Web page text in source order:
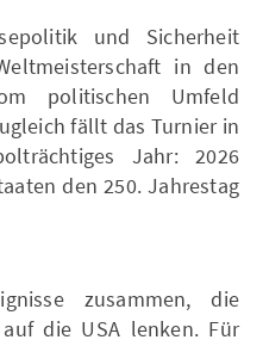
und Sicherheit
in den
politischen Umfeld
fällt das Turnier in
Jahr: 2026
den 250. Jahrestag
zusammen, die
die USA lenken. Für